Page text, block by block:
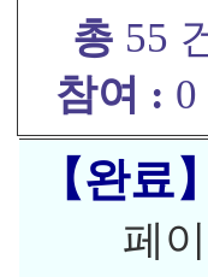
총 55
참여 : 0
【완료】
페